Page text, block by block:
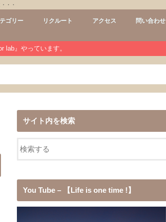
・・
ゴリー
3rdhair おすすめメニュー
ヘアースタイル
商品
outdoor lab ワンコ
道具
愛犬チョコ
渓流釣り
登山
類
リクルート アクセス 問い合わせ
lab』やっています。
サイト内を検索
You Tube – 【Life is one time !】